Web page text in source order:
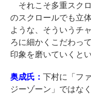
それこそ多重スク
のスクロールでも立
ような、そういうチ
ろに細かくこだわっ
印象を磨いていくと
奥成氏： 下村に「フ
ジーゾーン」ではな